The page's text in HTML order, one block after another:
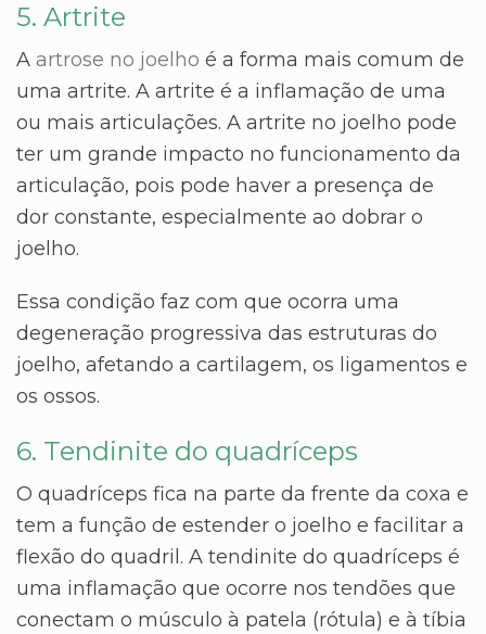
5. Artrite
A artrose no joelho é a forma mais comum de
uma artrite. A artrite é a inflamação de uma
ou mais articulações. A artrite no joelho pode
ter um grande impacto no funcionamento da
articulação, pois pode haver a presença de
dor constante, especialmente ao dobrar o
joelho.
Essa condição faz com que ocorra uma
degeneração progressiva das estruturas do
joelho, afetando a cartilagem, os ligamentos e
os ossos.
6. Tendinite do quadríceps
O quadríceps fica na parte da frente da coxa e
tem a função de estender o joelho e facilitar a
flexão do quadril. A tendinite do quadríceps é
uma inflamação que ocorre nos tendões que
conectam o músculo à patela (rótula) e à tíbia